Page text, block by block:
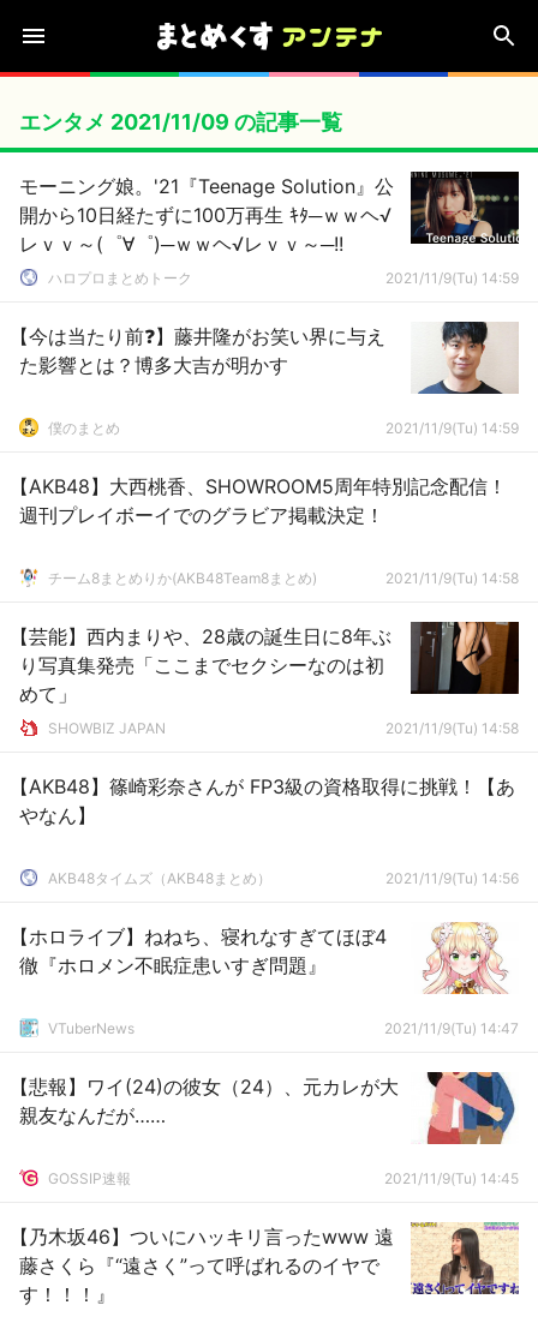
エンタメ 2021/11/09 の記事一覧
モーニング娘。'21『Teenage Solution』公
開から10日経たずに100万再生 ｷﾀ─ｗｗヘ√
レｖｖ～(゜∀゜)─ｗｗヘ√レｖｖ～─!!
ハロプロまとめトーク 2021/11/9(Tu) 14:59
【今は当たり前❓】藤井隆がお笑い界に与え
た影響とは？博多大吉が明かす
僕のまとめ 2021/11/9(Tu) 14:59
【AKB48】大西桃香、SHOWROOM5周年特別記念配信！
週刊プレイボーイでのグラビア掲載決定！
チーム8まとめりか(AKB48Team8まとめ) 2021/11/9(Tu) 14:58
【芸能】西内まりや、28歳の誕生日に8年ぶ
り写真集発売「ここまでセクシーなのは初
めて」
SHOWBIZ JAPAN 2021/11/9(Tu) 14:58
【AKB48】篠崎彩奈さんが FP3級の資格取得に挑戦！【あ
やなん】
AKB48タイムズ（AKB48まとめ） 2021/11/9(Tu) 14:56
【ホロライブ】ねねち、寝れなすぎてほぼ4
徹『ホロメン不眠症患いすぎ問題』
VTuberNews 2021/11/9(Tu) 14:47
【悲報】ワイ(24)の彼女（24）、元カレが大
親友なんだが……
GOSSIP速報 2021/11/9(Tu) 14:45
【乃木坂46】ついにハッキリ言ったwww 遠
藤さくら『“遠さく”って呼ばれるのイヤで
す！！！』